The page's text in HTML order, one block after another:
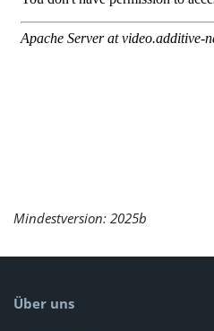
Mindestversion: 2025b
Über uns